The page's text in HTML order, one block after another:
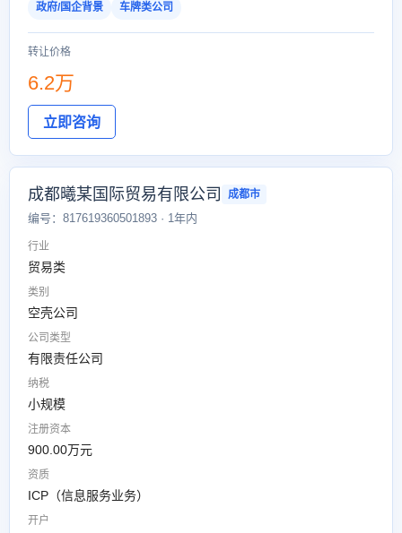
政府/国企背景 车牌类公司
转让价格
6.2万
立即咨询
成都曦某国际贸易有限公司 成都市
编号：817619360501893 · 1年内
行业
贸易类
类别
空壳公司
公司类型
有限责任公司
纳税
小规模
注册资本
900.00万元
资质
ICP（信息服务业务）
开户